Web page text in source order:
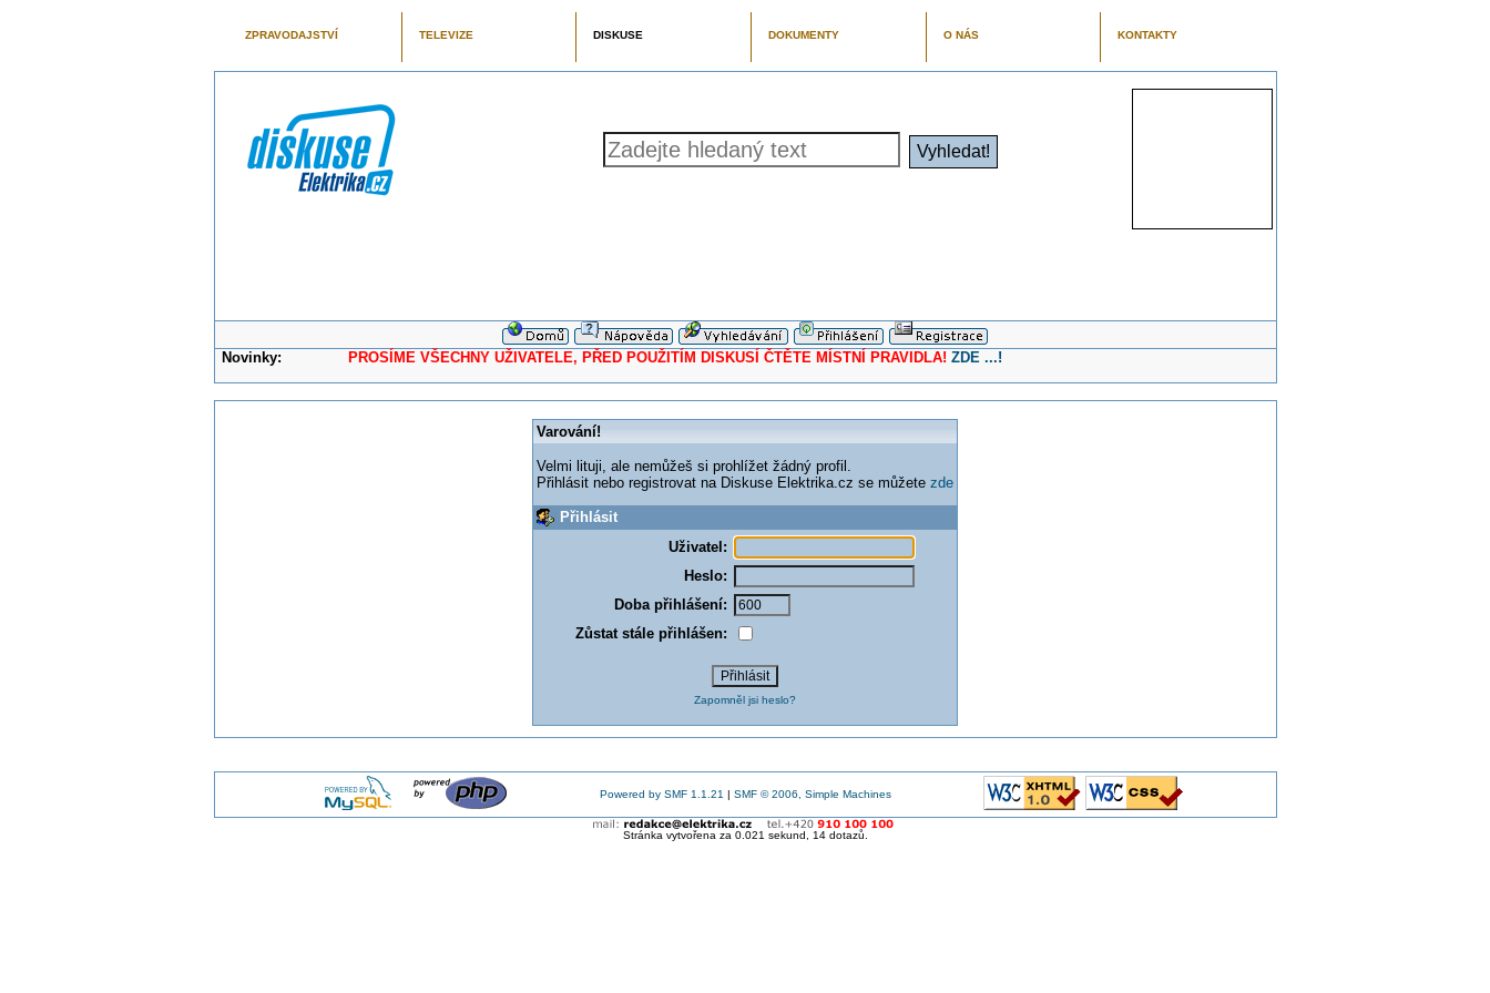
ZPRAVODAJSTVÍ TELEVIZE DISKUSE DOKUMENTY O NÁS KONTAKTY
Novinky: PROSÍME VŠECHNY UŽIVATELE, PŘED POUŽITÍM DISKUSÍ ČTĚTE MÍSTNÍ PRAVIDLA! ZDE ...!
Varování!
Velmi lituji, ale nemůžeš si prohlížet žádný profil.
Přihlásit nebo registrovat na Diskuse Elektrika.cz se můžete zde
Přihlásit
Uživatel:
Heslo:
Doba přihlášení:
Zůstat stále přihlášen:
Zapomněl jsi heslo?
Powered by SMF 1.1.21 | SMF © 2006, Simple Machines
Stránka vytvořena za 0.021 sekund, 14 dotazů.